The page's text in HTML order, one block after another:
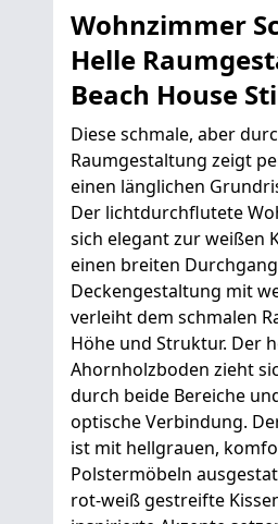
Wohnzimmer
Helle
Beach House
Diese schmale, aber
Raumgestaltung zeigt
einen länglichen
Der lichtdurchflutete
sich elegant zur weißen
einen breiten
Deckengestaltung mit
verleiht dem schmalen
Höhe und Struktur. Der
Ahornholzboden zieht
durch beide Bereiche
optische Verbindung.
ist mit hellgrauen,
Polstermöbeln
rot-weiß gestreifte